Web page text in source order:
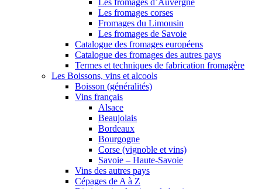
Les fromages d’Auvergne
Les fromages corses
Fromages du Limousin
Les fromages de Savoie
Catalogue des fromages européens
Catalogue des fromages des autres pays
Termes et techniques de fabrication fromagère
Les Boissons, vins et alcools
Boisson (généralités)
Vins français
Alsace
Beaujolais
Bordeaux
Bourgogne
Corse (vignoble et vins)
Savoie – Haute-Savoie
Vins des autres pays
Cépages de A à Z